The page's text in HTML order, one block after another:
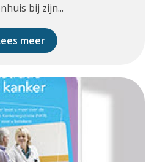
bij zijn...
meer